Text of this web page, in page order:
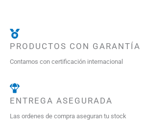
PRODUCTOS CON GARANTÍA
Contamos con certificación internacional
ENTREGA ASEGURADA
Las ordenes de compra aseguran tu stock